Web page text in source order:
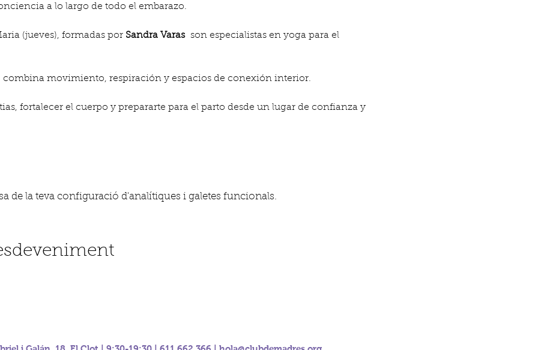
a lo largo de todo el embarazo.
(jueves), formadas por Sandra Varas son especialistas en yoga para el
combina movimiento, respiración y espacios de conexión interior.
fortalecer el cuerpo y prepararte para el parto desde un lugar de confianza y
de la teva configuració d'analítiques i galetes funcionals.